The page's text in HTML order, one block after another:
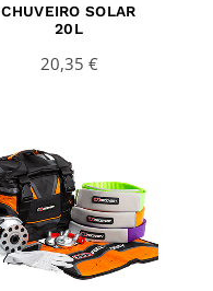
CHUVEIRO SOLAR
20L
20,35 €